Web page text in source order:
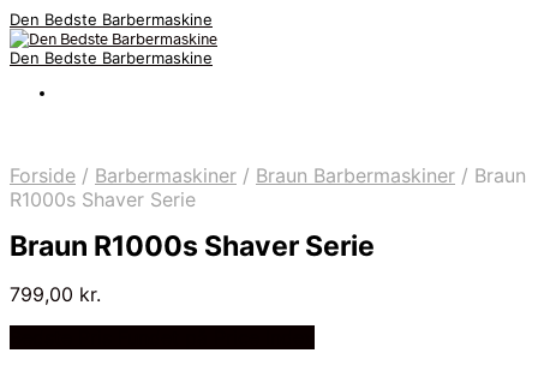
Den Bedste Barbermaskine
Den Bedste Barbermaskine
Forside / Barbermaskiner / Braun Barbermaskiner / Braun
R1000s Shaver Serie
Braun R1000s Shaver Serie
799,00 kr.